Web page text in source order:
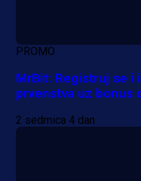
PROMO
MrBit: Registruj se i
prvenstva uz bonus
2 sedmica 4 dan